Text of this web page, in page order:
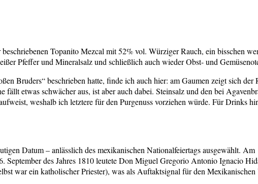
Topanito Mezcal mit 52% vol. Würziger Rauch, ein bisschen
Pfeffer und Mineralsalz und schließlich auch wieder Obst- und
Bruders“ beschrieben hatte, finde ich auch hier: am Gaumen zeigt sich
fällt etwas schwächer aus, ist aber auch dabei. Steinsalz und den bei
weshalb ich letztere für den Purgenuss vorziehen würde. Für Drinks
Datum – anlässlich des mexikanischen Nationalfeiertags ausgewählt.
September des Jahres 1810 leutete Don Miguel Gregorio Antonio Ignacio
war ein katholischer Priester), was als Auftaktsignal für den